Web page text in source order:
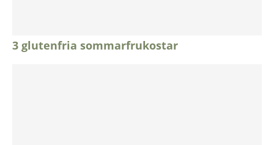
3 glutenfria sommarfrukostar